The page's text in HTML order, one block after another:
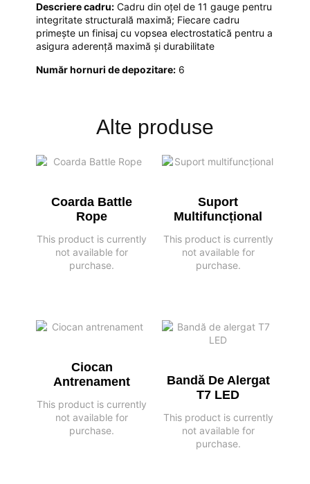
Descriere cadru:Cadru din oțel de 11 gauge pentru
integritate structurală maximă; Fiecare cadru
primește un finisaj cu vopsea electrostatică pentru a
asigura aderență maximă și durabilitate
Număr hornuri de depozitare:6
Alte produse
Coarda Battle
Rope
This product is currently
not available for
purchase.
Suport
Multifuncțional
This product is currently
not available for
purchase.
Ciocan
Antrenament
This product is currently
not available for
purchase.
Bandă De Alergat
T7 LED
This product is currently
not available for
purchase.